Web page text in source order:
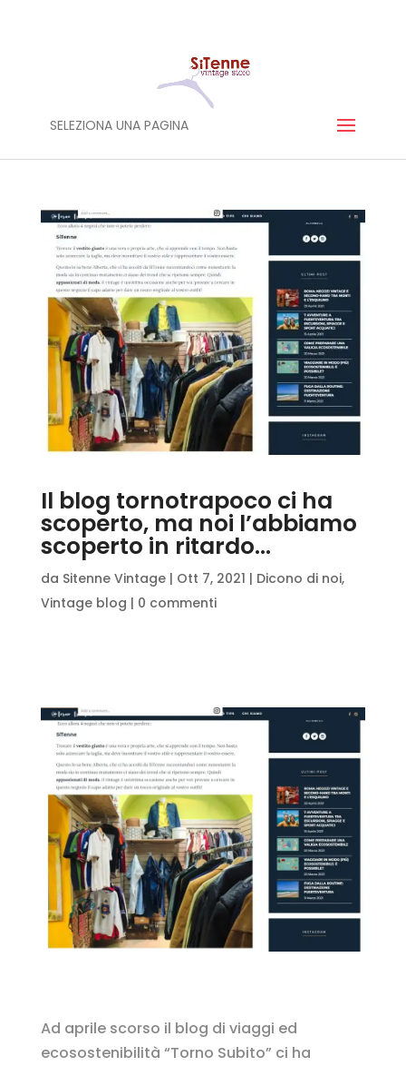
SELEZIONA UNA PAGINA
Il blog tornotrapoco ci ha
scoperto, ma noi l’abbiamo
scoperto in ritardo…
da Sitenne Vintage| Ott 7, 2021 | Dicono di noi,
Vintage blog | 0 commenti
Ad aprile scorso il blog di viaggi ed
ecosostenibilità “Torno Subito” ci ha